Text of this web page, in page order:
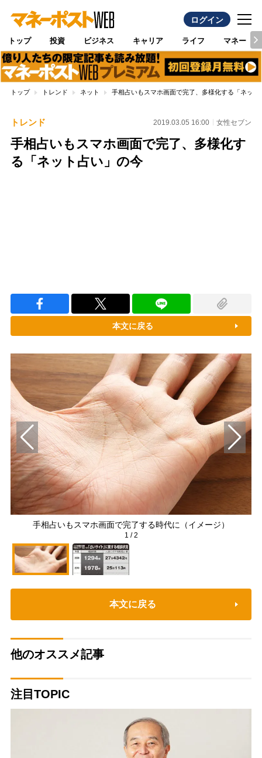
ログイン
トップ 投資 ビジネス キャリア ライフ マネー
トップ トレンド ネット 手相占いもスマホ画面で完了、多様化する「ネット
トレンド 2019.03.05 16:00 女性セブン
手相占いもスマホ画面で完了、多様化す
る「ネット占い」の今
本文に戻る
手相占いもスマホ画面で完了する時代に（イメージ）
1 /2
本文に戻る
他のオススメ記事
注目TOPIC